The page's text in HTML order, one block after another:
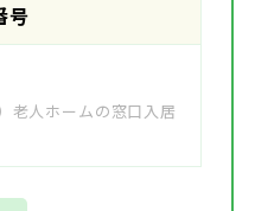
号
老人ホームの窓口入居